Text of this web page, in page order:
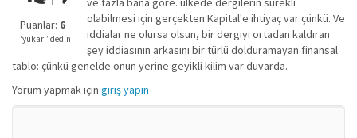
kadar
iyi
değil!
Puanlar: 6
‘yukarı’ dedin
olabilmesi için gerçekten Kapital'e ihtiyaç var çünkü. Ve
iddialar ne olursa olsun, bir dergiyi ortadan kaldıran
şey iddiasının arkasını bir türlü dolduramayan finansal
tablo: çünkü genelde onun yerine geyikli kilim var duvarda.
Yorum yapmak için giriş yapın